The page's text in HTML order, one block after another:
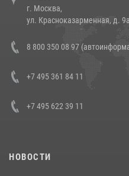
14 июля 2026, 12:20
В Росгвардии прошла военно-
боевого опыта
г. Москва,
ул. Красноказарменная, д. 9а
8 800 350 08 97
+7 495 361 84 11
+7 495 622 39 11
НОВОСТИ